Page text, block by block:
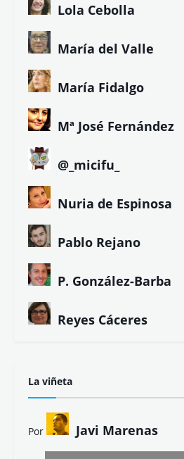
Lola Cebolla
María del Valle
María Fidalgo
Mª José Fernández
@_micifu_
Nuria de Espinosa
Pablo Rejano
P. González-Barba
Reyes Cáceres
La viñeta
Por Javi Marenas